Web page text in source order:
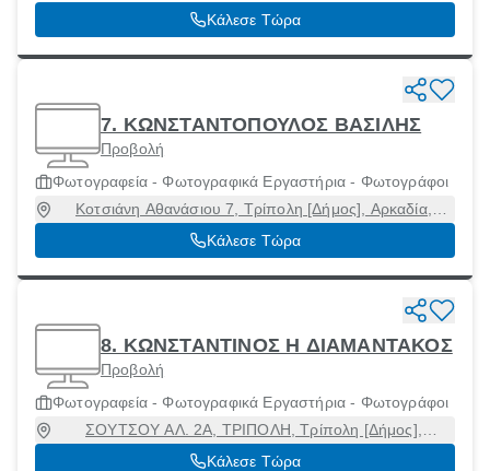
Κάλεσε Τώρα
7. ΚΩΝΣΤΑΝΤΟΠΟΥΛΟΣ ΒΑΣΙΛΗΣ
Προβολή
Φωτογραφεία - Φωτογραφικά Εργαστήρια - Φωτογράφοι
Κοτσιάνη Αθανάσιου 7, Τρίπολη [Δήμος], Αρκαδία,
22132
Κάλεσε Τώρα
8. ΚΩΝΣΤΑΝΤΙΝΟΣ Η ΔΙΑΜΑΝΤΑΚΟΣ
Προβολή
Φωτογραφεία - Φωτογραφικά Εργαστήρια - Φωτογράφοι
ΣΟΥΤΣΟΥ ΑΛ. 2Α, ΤΡΙΠΟΛΗ, Τρίπολη [Δήμος],
Αρκαδία, 22100
Κάλεσε Τώρα